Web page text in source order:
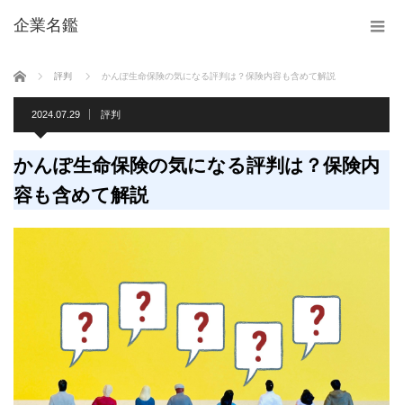
企業名鑑
ホーム 評判 かんぽ生命保険の気になる評判は？保険内容も含めて解説
2024.07.29 評判
かんぽ生命保険の気になる評判は？保険内
容も含めて解説